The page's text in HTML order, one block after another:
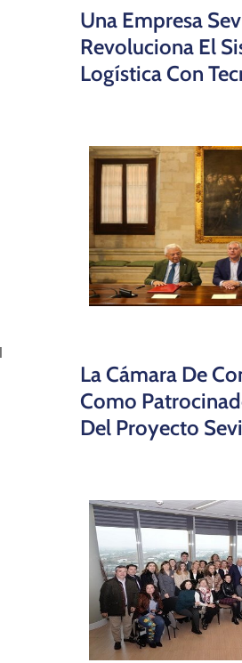
Una Empresa
Revoluciona El
Logística Con
La Cámara De
Como
Del Proyecto